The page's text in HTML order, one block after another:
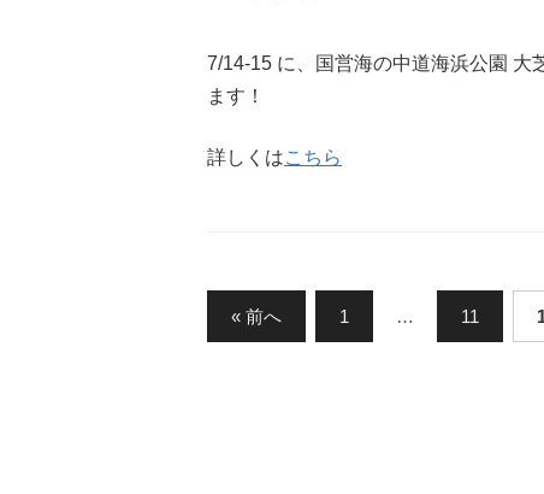
7/14-15 に、国営海の中道海浜公園 大
ます！
詳しくはこちら
稿
« 前へ 1 … 11